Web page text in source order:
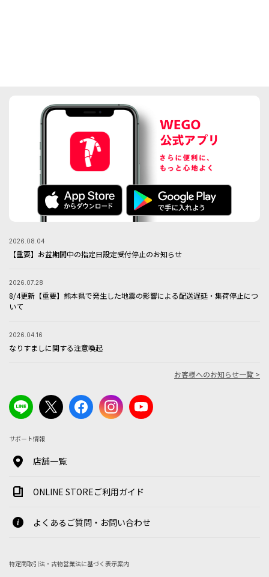
2026.08.04
【重要】お盆期間中の指定日設定受付停止のお知らせ
2026.07.28
8/4更新【重要】熊本県で発生した地震の影響による配送遅延・集荷停止につ
いて
2026.04.16
なりすましに関する注意喚起
お客様へのお知らせ一覧 >
サポート情報
店舗一覧
ONLINE STOREご利用ガイド
よくあるご質問・お問い合わせ
特定商取引法・古物営業法に基づく表示案内